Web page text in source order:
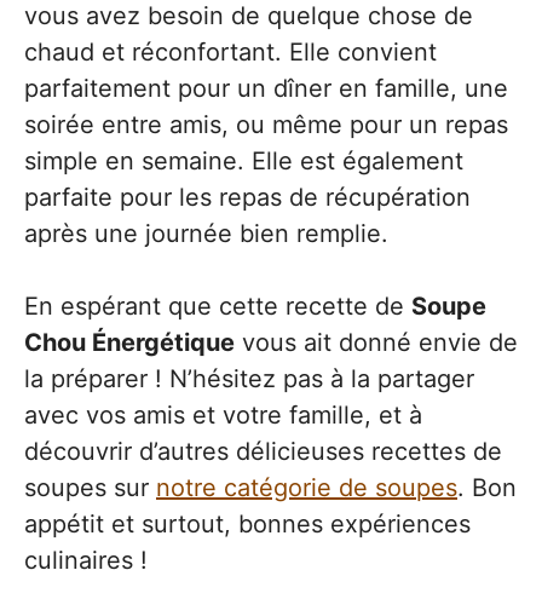
vous avez besoin de quelque chose de
chaud et réconfortant. Elle convient
parfaitement pour un dîner en famille, une
soirée entre amis, ou même pour un repas
simple en semaine. Elle est également
parfaite pour les repas de récupération
après une journée bien remplie.
En espérant que cette recette de Soupe
Chou Énergétique vous ait donné envie de
la préparer ! N’hésitez pas à la partager
avec vos amis et votre famille, et à
découvrir d’autres délicieuses recettes de
soupes sur notre catégorie de soupes. Bon
appétit et surtout, bonnes expériences
culinaires !